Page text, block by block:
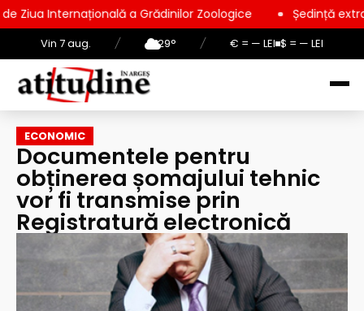
Vin 7 aug. / 29° / € = — LEI $ = — LEI
a Grădinilor Zoologice Ședință extraordinară la
ECONOMIC
Documentele pentru
obținerea șomajului tehnic
vor fi transmise prin
Registratură electronică